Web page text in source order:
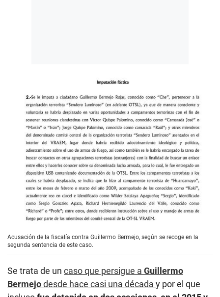
Acusación de la fiscalía contra Guillermo Bermejo, según se recoge en la
segunda sentencia de este caso.
Se trata de un caso que persigue a Guillermo
Bermejodesde hace casi una década y por el que